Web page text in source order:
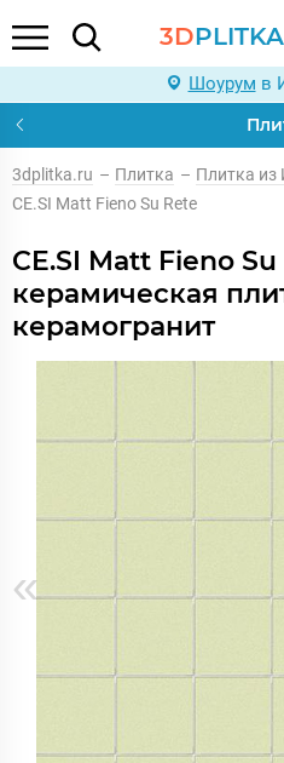
3DPLITKA
Шоурум в
3dplitka.ru – Плитка – Плитка из
CE.SI Matt Fieno Su Rete
CE.SI Matt Fieno
керамическая
керамогранит
«